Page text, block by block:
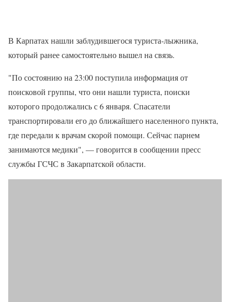
В Карпатах нашли заблудившегося туриста-лыжника,
который ранее самостоятельно вышел на связь.
"По состоянию на 23:00 поступила информация от
поисковой группы, что они нашли туриста, поиски
которого продолжались с 6 января. Спасатели
транспортировали его до ближайшего населенного пункта,
где передали к врачам скорой помощи. Сейчас парнем
занимаются медики", — говорится в сообщении пресс
службы ГСЧС в Закарпатской области.